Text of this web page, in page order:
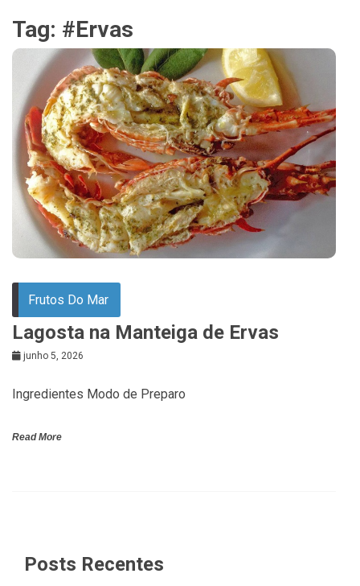
Tag: #Ervas
Frutos Do Mar
Lagosta na Manteiga de Ervas
junho 5, 2026
Ingredientes Modo de Preparo
Read More
Posts Recentes